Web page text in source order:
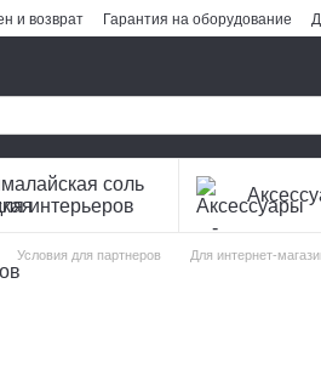
и возврат Гарантия на оборудование
соль
интерьеров
Условия для партнеров Для интернет-